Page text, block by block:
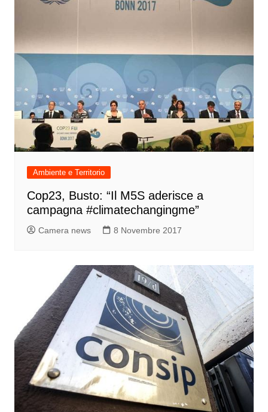
Ambiente e Territorio
Cop23, Busto: “Il M5S aderisce a
campagna #climatechangingme”
Camera news 8 Novembre 2017